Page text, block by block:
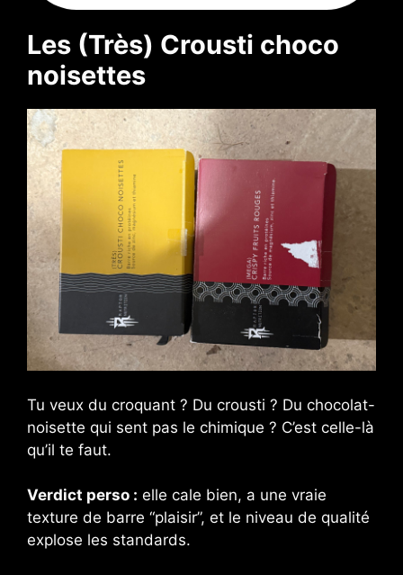
Les (Très) Crousti choco
noisettes
Tu veux du croquant ? Du crousti ? Du chocolat-
noisette qui sent pas le chimique ? C’est celle-là
qu’il te faut.
Verdict perso : elle cale bien, a une vraie
texture de barre “plaisir”, et le niveau de qualité
explose les standards.